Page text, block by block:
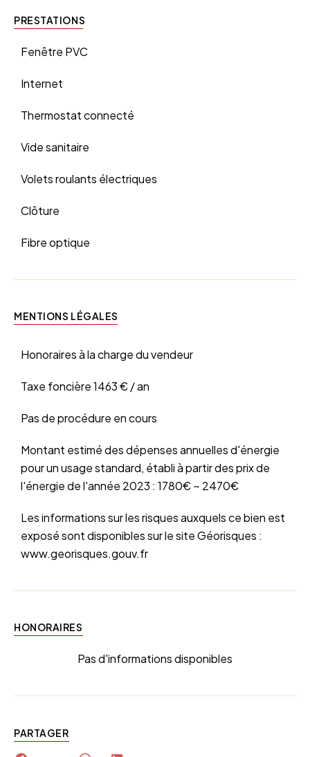
PRESTATIONS
Fenêtre PVC
Internet
Thermostat connecté
Vide sanitaire
Volets roulants électriques
Clôture
Fibre optique
MENTIONS LÉGALES
Honoraires à la charge du vendeur
Taxe foncière1463 € / an
Pas de procédure en cours
Montant estimé des dépenses annuelles d'énergie
pour un usage standard, établi à partir des prix de
l'énergie de l'année 2023 : 1780€ ~ 2470€
Les informations sur les risques auxquels ce bien est
exposé sont disponibles sur le site Géorisques :
www.georisques.gouv.fr
HONORAIRES
Pas d'informations disponibles
PARTAGER